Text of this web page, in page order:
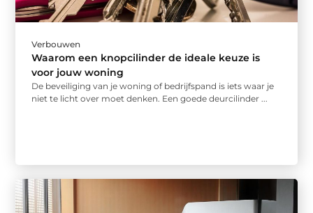
Verbouwen
Waarom een knopcilinder de ideale keuze is
voor jouw woning
De beveiliging van je woning of bedrijfspand is iets waar je
niet te licht over moet denken. Een goede deurcilinder ...